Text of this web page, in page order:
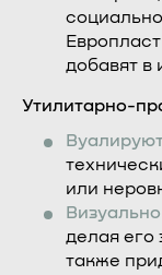
добавят в
Утилитарно-
или
делая
также